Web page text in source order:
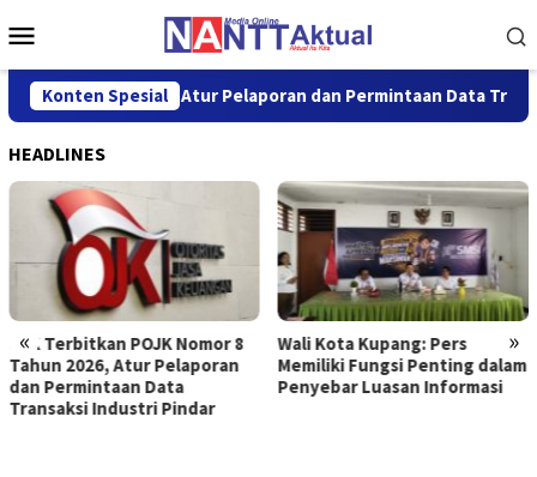
ke
Mobile
Konten Spesial
8 Tahun 2026, Atur Pelaporan dan Permintaan Data
HEADLINES
« »
OJK Terbitkan POJK Nomor 8
Tahun 2026, Atur Pelaporan
dan Permintaan Data
Transaksi Industri Pindar
Wali Kota Kupang: Pers
Memiliki Fungsi Penting dalam
Penyebar Luasan Informasi